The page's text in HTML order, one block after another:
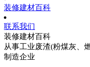
装修建材百科
联系我们
装修建材百科
从事工业废渣(粉煤灰、
制造企业